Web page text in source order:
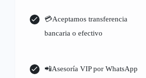
💳Aceptamos transferencia
bancaria o efectivo
📲Asesoría VIP por WhatsApp